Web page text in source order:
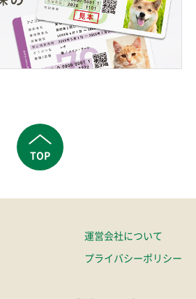
TOP
運営会社について
プライバシーポリシー